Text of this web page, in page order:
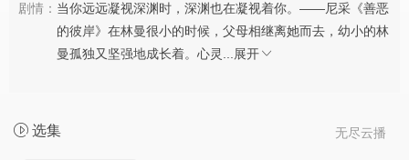
剧情： 当你远远凝视深渊时，深渊也在凝视着你。——尼采《善恶
的彼岸》在林曼很小的时候，父母相继离她而去，幼小的林
曼孤独又坚强地成长着。心灵...
展开
无尽云播
选集